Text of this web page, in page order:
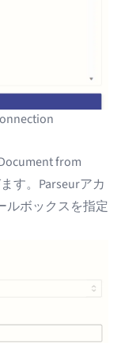
from
す。Parseurアカ
ルボックスを指定